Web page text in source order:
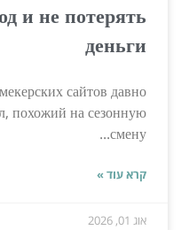
и не потерять
деньги
сайтов давно
похожий на сезонную
смену...
קרא עוד »
אוג 01, 2026